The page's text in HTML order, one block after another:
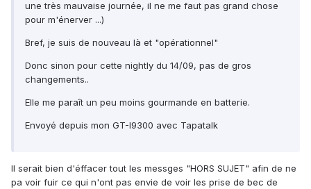
une très mauvaise journée, il ne me faut pas grand chose
pour m'énerver ...)
Bref, je suis de nouveau là et "opérationnel"
Donc sinon pour cette nightly du 14/09, pas de gros
changements..
Elle me paraît un peu moins gourmande en batterie.
Envoyé depuis mon GT-I9300 avec Tapatalk
Il serait bien d'éffacer tout les messges "HORS SUJET" afin de ne
pa voir fuir ce qui n'ont pas envie de voir les prise de bec de